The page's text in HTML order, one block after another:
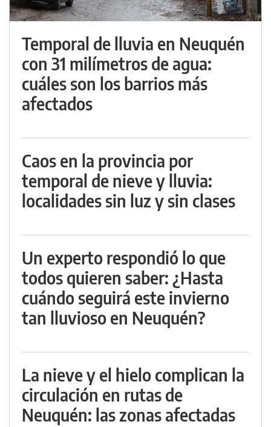
Temporal de lluvia en Neuquén
con 31 milímetros de agua:
cuáles son los barrios más
afectados
Caos en la provincia por
temporal de nieve y lluvia:
localidades sin luz y sin clases
Un experto respondió lo que
todos quieren saber: ¿Hasta
cuándo seguirá este invierno
tan lluvioso en Neuquén?
La nieve y el hielo complican la
circulación en rutas de
Neuquén: las zonas afectadas